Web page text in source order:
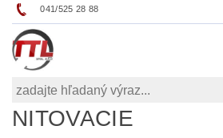
041/525 28 88
NITOVACIE